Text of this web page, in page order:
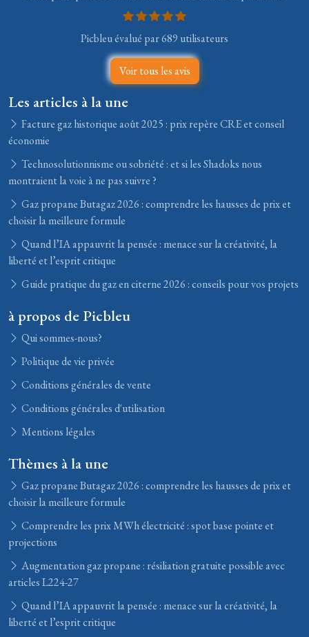
Picbleu évalué par 689 utilisateurs
Voir tous les avis
Les articles à la une
Facture gaz historique août 2025 : prix repère CRE et conseil
économie
Technosolutionnisme ou sobriété : et si les Shadoks nous
montraient la voie à ne pas suivre ?
Gaz propane Butagaz 2026 : comprendre les hausses de prix et
choisir la meilleure formule
Quand l’IA appauvrit la pensée : menace sur la créativité, la
liberté et l’esprit critique
Guide pratique du gaz en citerne 2026 : conseils pour vos projets
à propos de Picbleu
Qui sommes-nous?
Politique de vie privée
Conditions générales de vente
Conditions générales d'utilisation
Mentions légales
Thèmes à la une
Gaz propane Butagaz 2026 : comprendre les hausses de prix et
choisir la meilleure formule
Comprendre les prix MWh électricité : spot base pointe et
projections
Augmentation gaz propane : résiliation gratuite possible avec
articles L224-27
Quand l’IA appauvrit la pensée : menace sur la créativité, la
liberté et l’esprit critique